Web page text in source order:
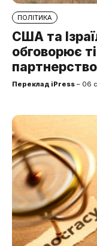
ПОЛІТИКА
США та
обговорює
Переклад iPress – 06